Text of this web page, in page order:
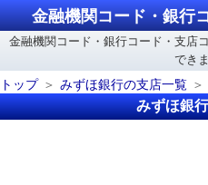
金融機関コード・銀行
金融機関コード・銀行コード・支店
できま
トップ
みずほ銀行の支店一覧
みずほ銀